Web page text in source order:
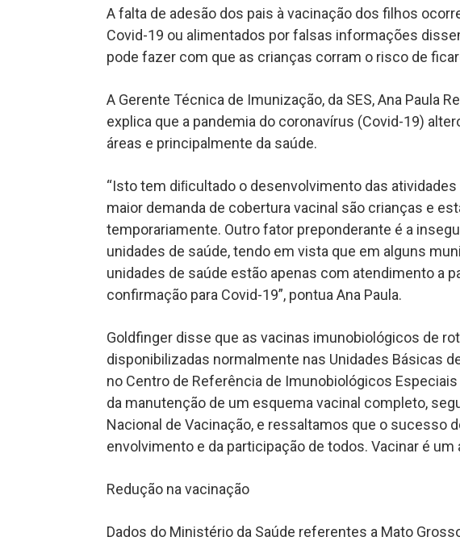
A falta de adesão dos pais à vacinação dos filhos
Covid-19 ou alimentados por falsas informações
pode fazer com que as crianças corram o risco de
A Gerente Técnica de Imunização, da SES, Ana Paula
explica que a pandemia do coronavírus (Covid-19)
áreas e principalmente da saúde.
“Isto tem diﬁcultado o desenvolvimento das
maior demanda de cobertura vacinal são crianças e
temporariamente. Outro fator preponderante é a
unidades de saúde, tendo em vista que em alguns
unidades de saúde estão apenas com atendimento a
confirmação para Covid-19”, pontua Ana Paula.
Goldfinger disse que as vacinas imunobiológicos de
disponibilizadas normalmente nas Unidades Básicas
no Centro de Referência de Imunobiológicos
da manutenção de um esquema vacinal completo,
Nacional de Vacinação, e ressaltamos que o sucesso
envolvimento e da participação de todos. Vacinar é um
Redução na vacinação
Dados do Ministério da Saúde referentes a Mato